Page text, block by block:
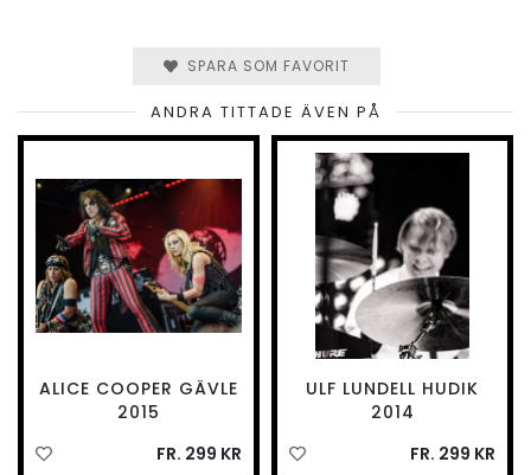
SPARA SOM FAVORIT
ANDRA TITTADE ÄVEN PÅ
ALICE COOPER GÄVLE
2015
FR. 299 KR
ULF LUNDELL HUDIK
2014
FR. 299 KR